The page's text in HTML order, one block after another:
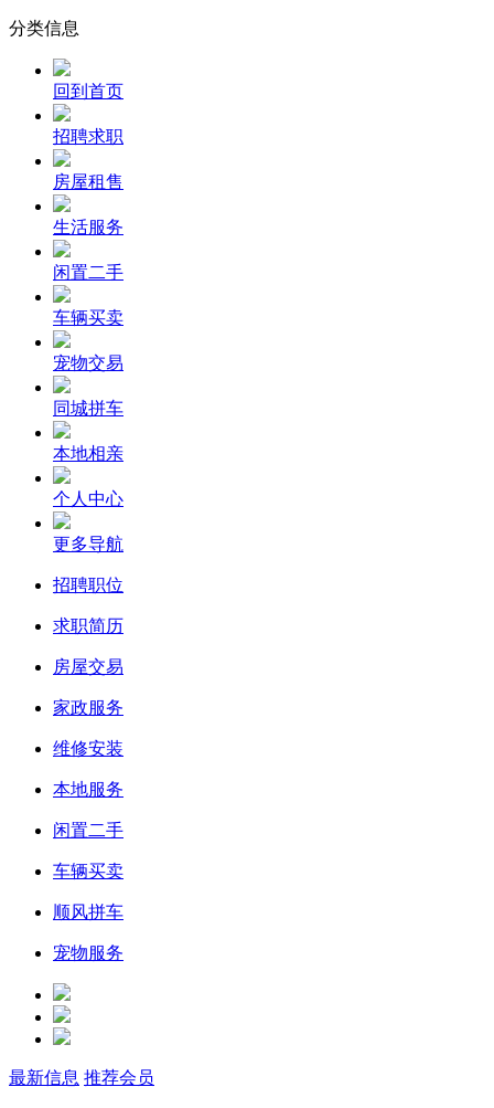
分类信息
回到首页
招聘求职
房屋租售
生活服务
闲置二手
车辆买卖
宠物交易
同城拼车
本地相亲
个人中心
更多导航
招聘职位
求职简历
房屋交易
家政服务
维修安装
本地服务
闲置二手
车辆买卖
顺风拼车
宠物服务
最新信息 推荐会员